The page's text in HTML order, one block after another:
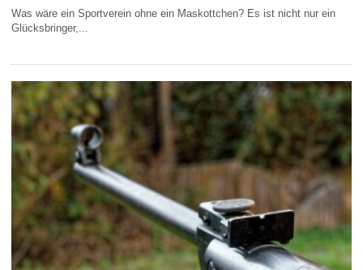
Was wäre ein Sportverein ohne ein Maskottchen? Es ist nicht nur ein
Glücksbringer,...